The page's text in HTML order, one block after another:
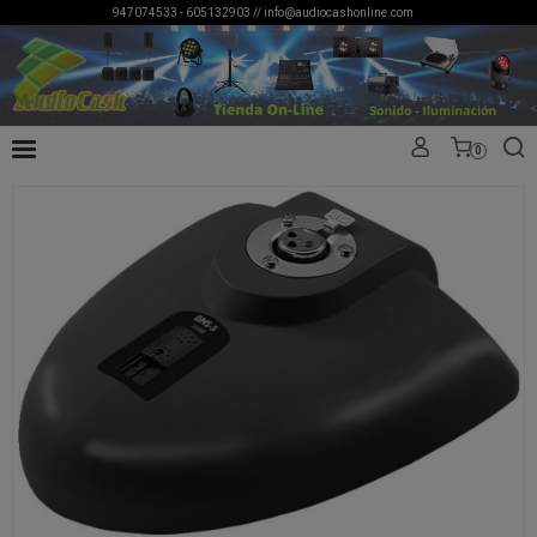
947074533 - 605132903 // info@audiocashonline.com
0